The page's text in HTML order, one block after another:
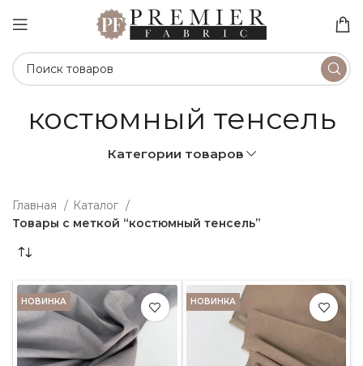
костюмный тенсель
Категории товаров
Главная
Каталог
Товары с меткой “костюмный тенсель”
НОВИНКА НОВИНКА